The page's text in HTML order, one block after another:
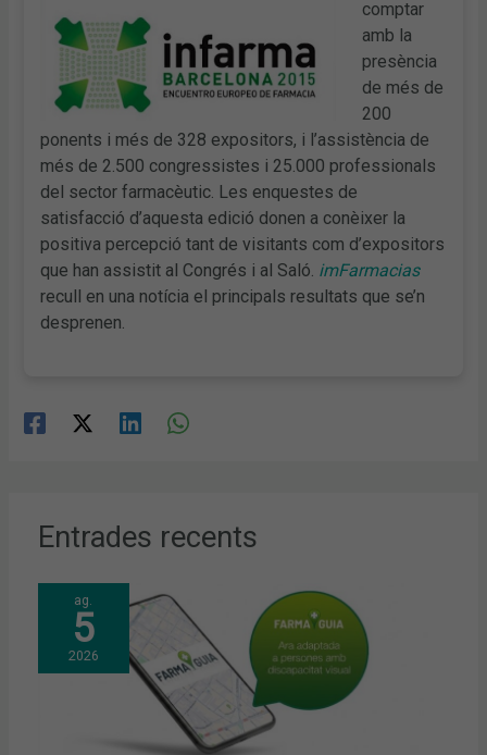
comptar
amb la
presència
de més de
200
ponents i més de 328 expositors, i l’assistència de
més de 2.500 congressistes i 25.000 professionals
del sector farmacèutic. Les enquestes de
satisfacció d’aquesta edició donen a conèixer la
positiva percepció tant de visitants com d’expositors
que han assistit al Congrés i al Saló. imFarmacias
recull en una notícia el principals resultats que se’n
desprenen.
Entrades recents
ag.
5
2026